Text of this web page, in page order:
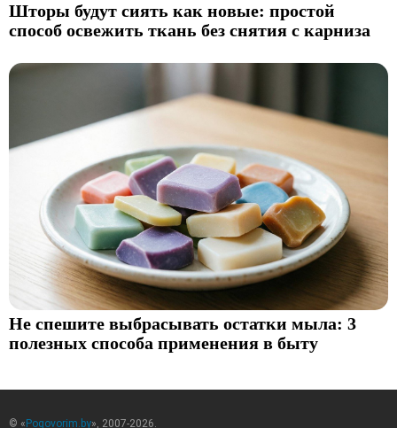
Шторы будут сиять как новые: простой
способ освежить ткань без снятия с карниза
Не спешите выбрасывать остатки мыла: 3
полезных способа применения в быту
© « Pogovorim.by», 2007-2026.